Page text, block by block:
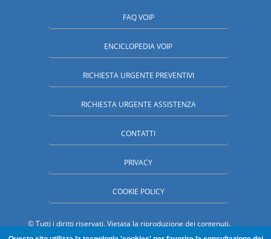
FAQ VOIP
ENCICLOPEDIA VOIP
RICHIESTA URGENTE PREVENTIVI
RICHIESTA URGENTE ASSISTENZA
CONTATTI
PRIVACY
COOKIE POLICY
© Tutti i diritti riservati. Vietata la riproduzione dei contenuti.
SpecialistiVoip.it è una proprieta' MC Partner Srl - Paderno Dugnano